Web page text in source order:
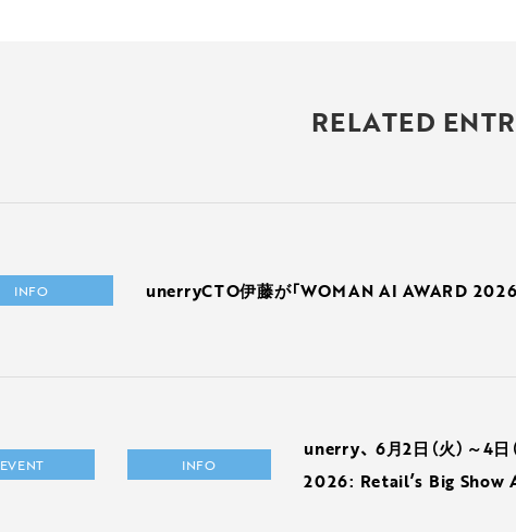
RELATED
INFO unerryCTO伊藤が「WOMAN AI AWARD 2026
EVENT INFO
unerry、 6月2日（火）～4
2026: Retail’s Big Show